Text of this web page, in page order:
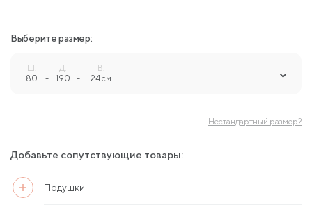
Выберите размер:
Ш.
80 -
Д.
190 -
В.
24 см
Нестандартный размер?
Добавьте сопутствующие товары:
Подушки